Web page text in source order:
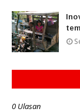
0 Ulasan